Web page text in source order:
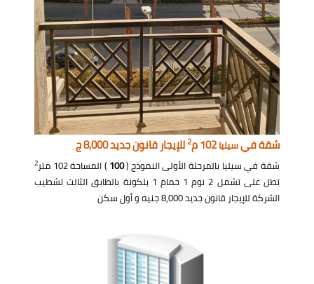
شقة فيسيليا 2للإيجار قانون جديد 8,000 ج
شقة في سيليا بالمرحلة الأولى النموذج (100 ) المساحة 102 متر 2
تطل على تشمل 2 نوم 1 حمام 1 بلكونة بالطابق الثالث تشطيب
الشركة للإيجار قانون جديد 8,000 جنيه و أول سكن